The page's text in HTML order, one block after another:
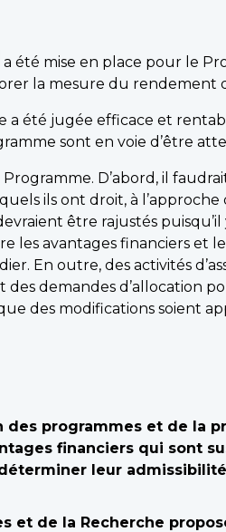
a été mise en place pour le
la mesure du rendement
été jugée efficace et
sont en voie d’être
Programme. D’abord, il
ils ont droit, à
être rajustés
les avantages financiers
En outre, des activités
demandes d’allocation
des modifications soient
programmes et de la
financiers qui sont
leur
et de la Recherche